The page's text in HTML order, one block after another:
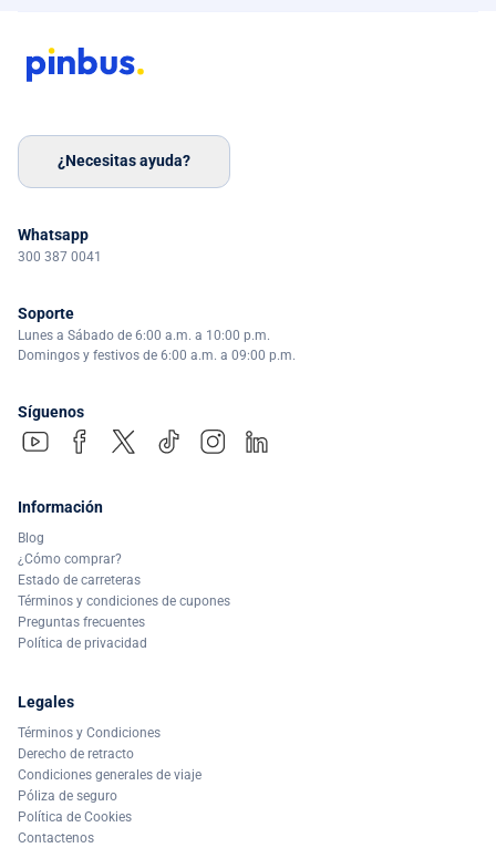
¿Necesitas ayuda?
Whatsapp
300 387 0041
Soporte
Lunes a Sábado de 6:00 a.m. a 10:00 p.m.
Domingos y festivos de 6:00 a.m. a 09:00 p.m.
Síguenos
Información
Blog
¿Cómo comprar?
Estado de carreteras
Términos y condiciones de cupones
Preguntas frecuentes
Política de privacidad
Legales
Términos y Condiciones
Derecho de retracto
Condiciones generales de viaje
Póliza de seguro
Política de Cookies
Contactenos